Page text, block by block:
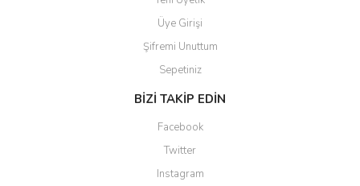
Üye Girişi
Şifremi Unuttum
Sepetiniz
BİZİ TAKİP EDİN
Facebook
Twitter
Instagram